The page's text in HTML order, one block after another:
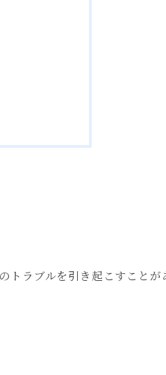
トラブルを引き起こすことが